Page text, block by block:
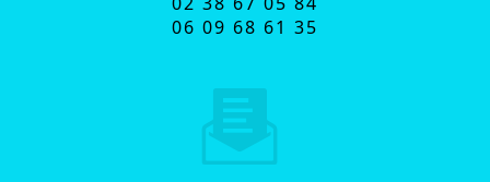
06 09 68 61 35